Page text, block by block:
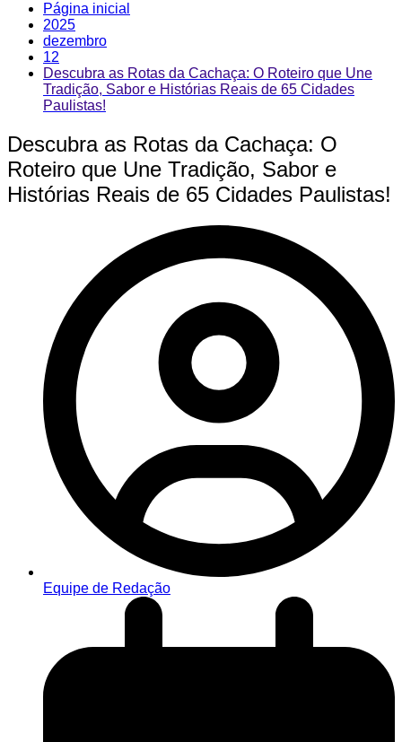
Página inicial
2025
dezembro
12
Descubra as Rotas da Cachaça: O Roteiro que Une
Tradição, Sabor e Histórias Reais de 65 Cidades
Paulistas!
Descubra as Rotas da Cachaça: O
Roteiro que Une Tradição, Sabor e
Histórias Reais de 65 Cidades Paulistas!
Equipe de Redação